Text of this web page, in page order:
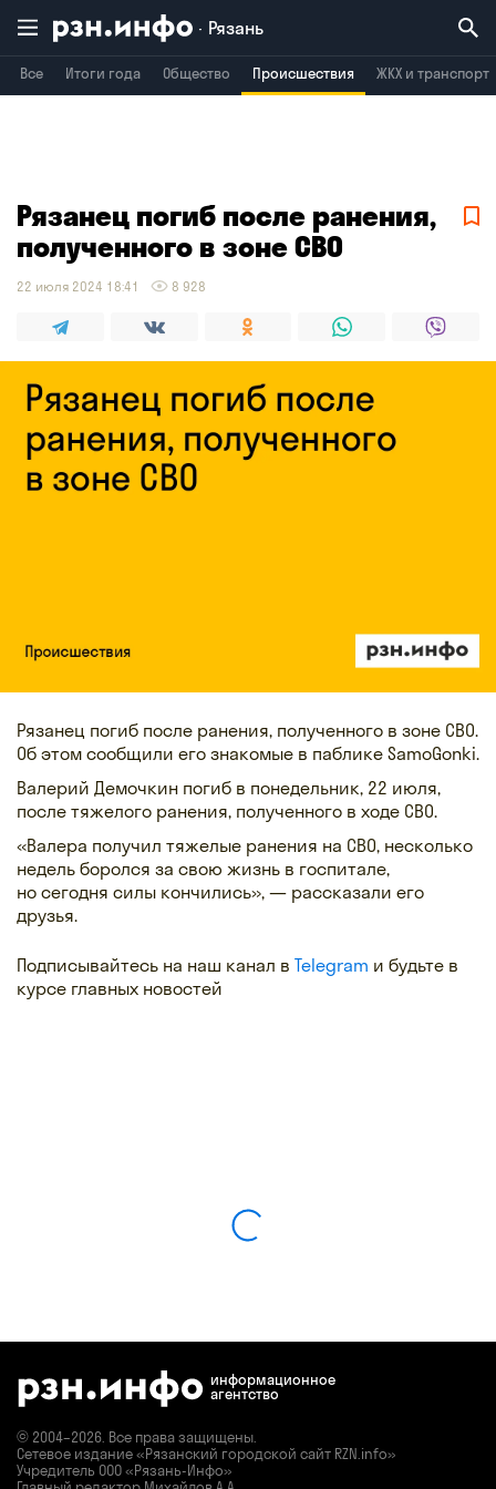
Рязань
Все Итоги года Общество Происшествия ЖКХ и транспорт
Воронеж Брянск
Рязанец погиб после ранения,
полученного в зоне СВО
22 июля 2024 18:41 8 928
Рязанец погиб после ранения, полученного в зоне СВО.
Об этом сообщили его знакомые в паблике SamoGonki.
Валерий Демочкин погиб в понедельник, 22 июля,
после тяжелого ранения, полученного в ходе СВО.
«Валера получил тяжелые ранения на СВО, несколько
недель боролся за свою жизнь в госпитале,
но сегодня силы кончились», — рассказали его
друзья.
Подписывайтесь на наш канал в Telegram и будьте в
курсе главных новостей
информационное
агентство
© 2004–2026. Все права защищены.
Сетевое издание «Рязанский городской сайт RZN.info»
Учредитель ООО «Рязань-Инфо»